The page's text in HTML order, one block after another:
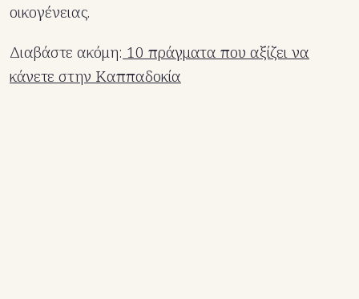
οικογένειας.
Διαβάστε ακόμη: 10 πράγματα που αξίζει να
κάνετε στην Καππαδοκία